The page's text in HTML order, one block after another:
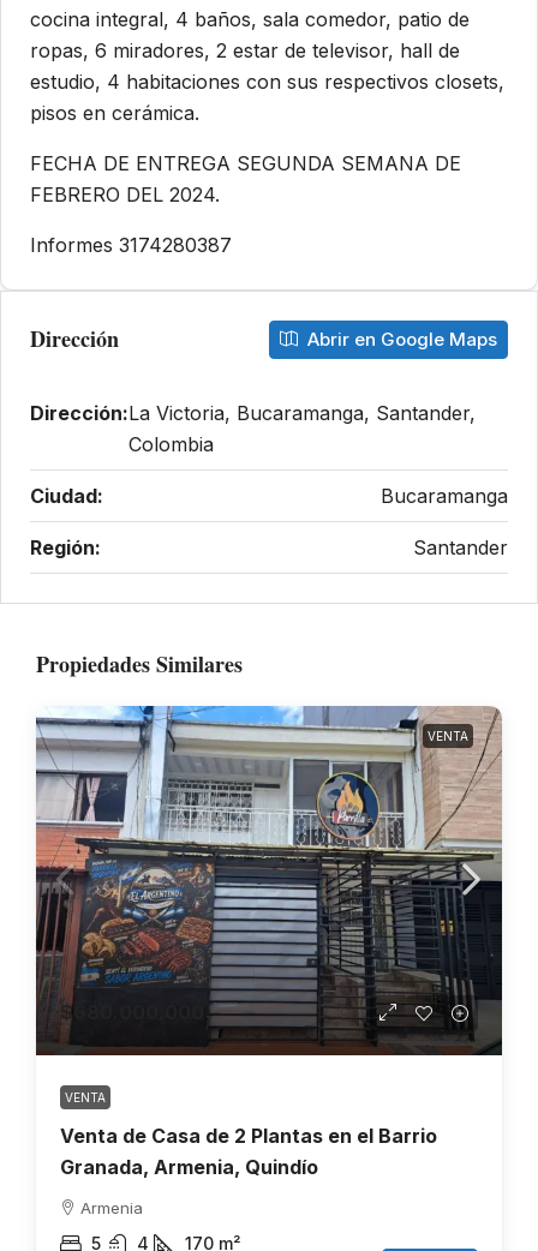
cocina integral, 4 baños, sala comedor, patio de
ropas, 6 miradores, 2 estar de televisor, hall de
estudio, 4 habitaciones con sus respectivos closets,
pisos en cerámica.
FECHA DE ENTREGA SEGUNDA SEMANA DE
FEBRERO DEL 2024.
Informes 3174280387
Dirección Abrir en Google Maps
Dirección:La Victoria, Bucaramanga, Santander,
Colombia
Ciudad: Bucaramanga
Región: Santander
Propiedades Similares
VENTA
$680.000.000
VENTA
Venta de Casa de 2 Plantas en el Barrio
Granada, Armenia, Quindío
Armenia
5 4 170 m²